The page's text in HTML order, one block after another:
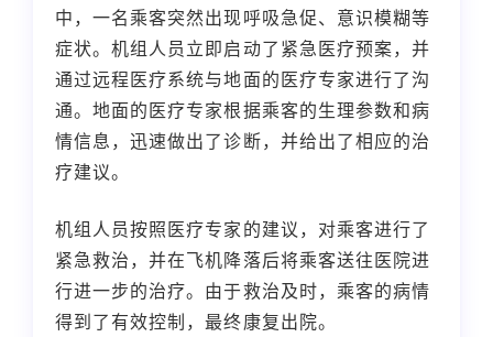
中，一名乘客突然出现呼吸急促、意识模糊等
症状。机组人员立即启动了紧急医疗预案，并
通过远程医疗系统与地面的医疗专家进行了沟
通。地面的医疗专家根据乘客的生理参数和病
情信息，迅速做出了诊断，并给出了相应的治
疗建议。
机组人员按照医疗专家的建议，对乘客进行了
紧急救治，并在飞机降落后将乘客送往医院进
行进一步的治疗。由于救治及时，乘客的病情
得到了有效控制，最终康复出院。